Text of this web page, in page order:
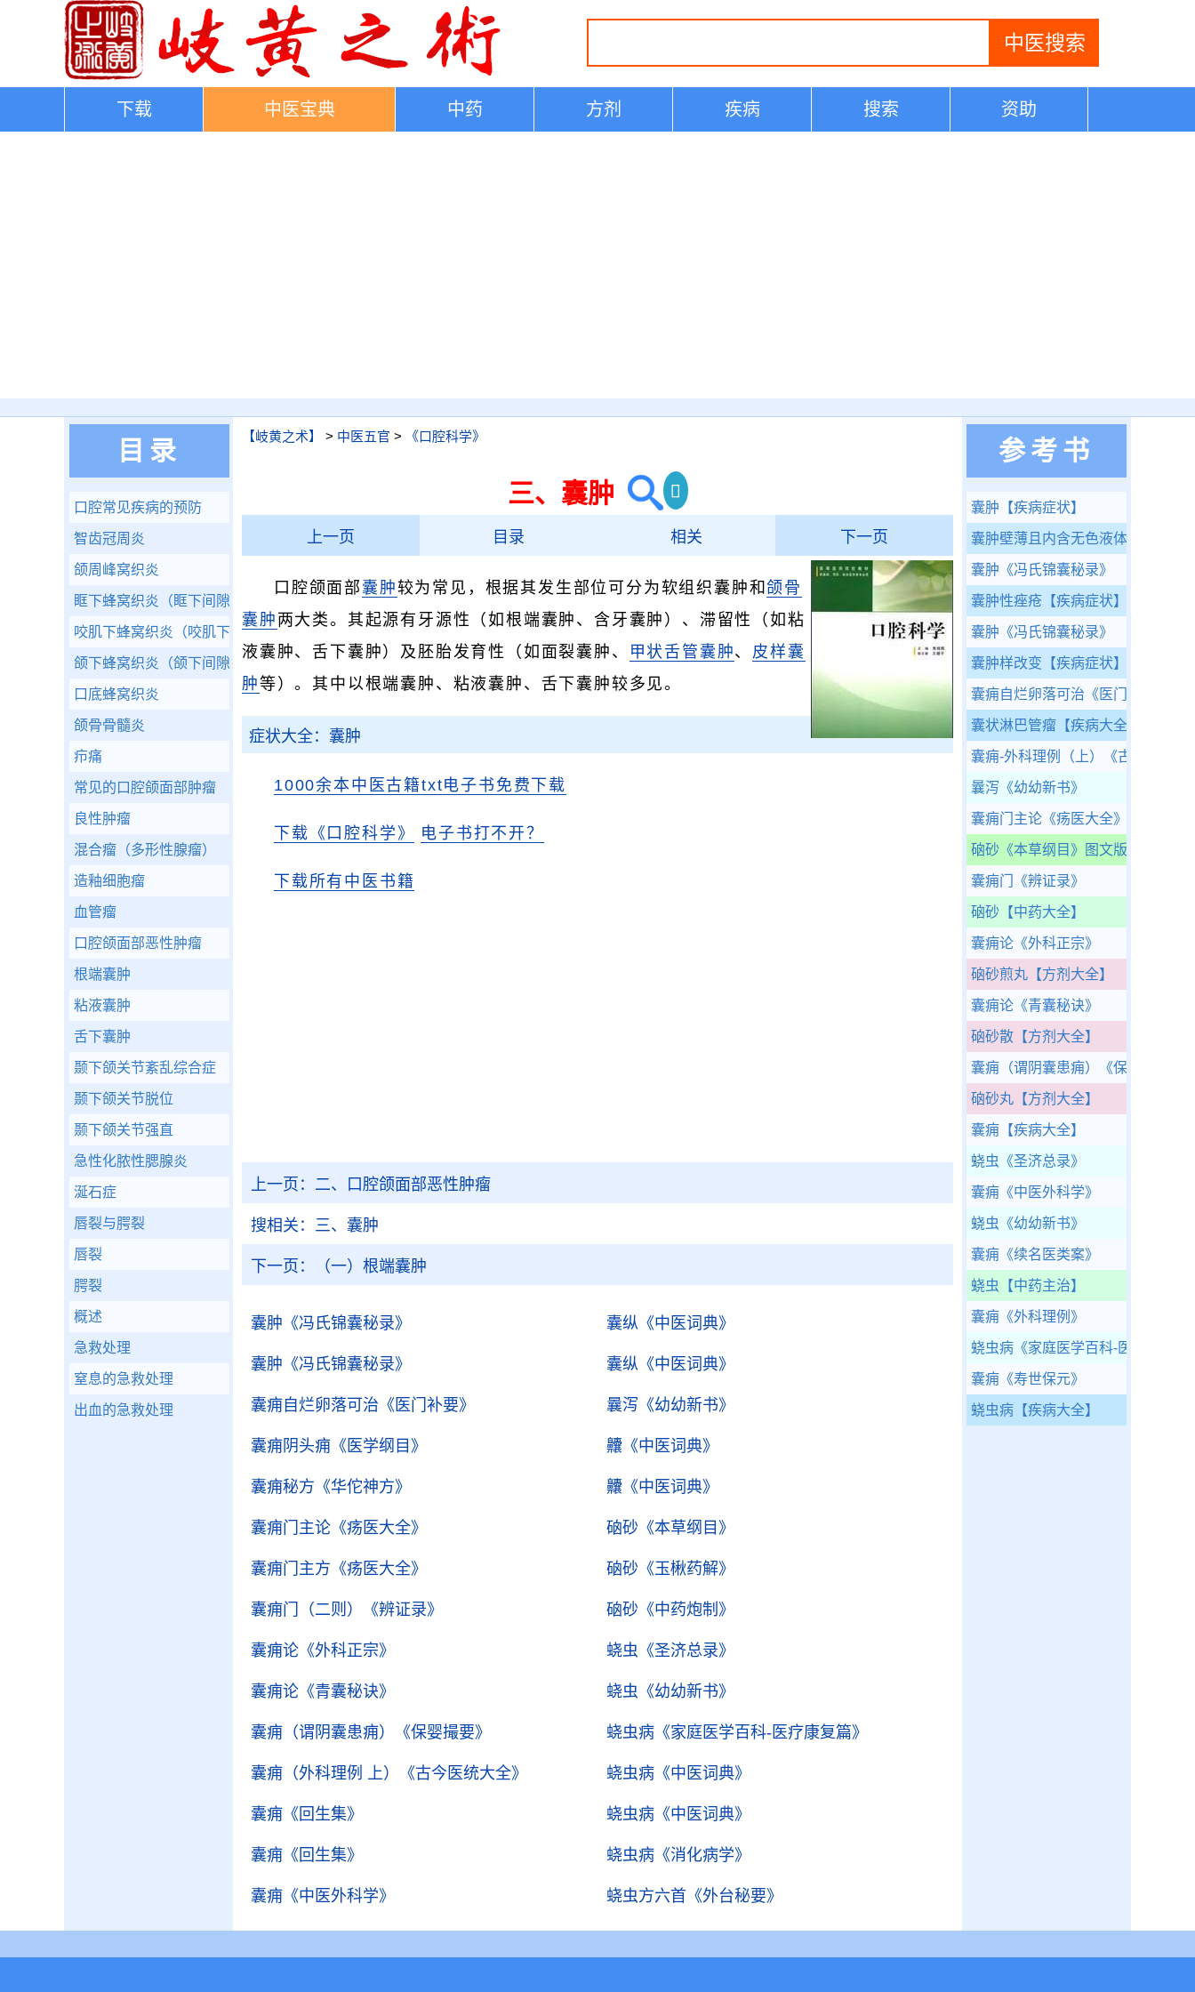
下载 中医宝典 中药 方剂 疾病 搜索 资助
【岐黄之术】 > 中医五官 > 《口腔科学》
三、囊肿
上一页 目录 相关 下一页
口腔颌面部 囊肿较为常见，根据其发生部位可分为软组织囊肿和颌骨
囊肿 两大类。其起源有牙源性（如根端囊肿、含牙囊肿）、滞留性（如粘
液囊肿、舌下囊肿）及胚胎发育性（如面裂囊肿、
甲状舌管囊肿、 皮样囊
肿等）。其中以根端囊肿、粘液囊肿、舌下囊肿较多见。
症状大全：囊肿
1000余本中医古籍txt电子书免费下载
下载《口腔科学》 电子书打不开？
下载所有中医书籍
上一页： 二、口腔颌面部恶性肿瘤
搜相关： 三、囊肿
下一页： （一）根端囊肿
囊肿 《冯氏锦囊秘录》 囊纵 《中医词典》
囊肿 《冯氏锦囊秘录》 囊纵 《中医词典》
囊痈自烂卵落可治 《医门补要》 曩泻 《幼幼新书》
囊痈阴头痈 《医学纲目》 齉 《中医词典》
囊痈秘方 《华佗神方》 齉 《中医词典》
囊痈门主论 《疡医大全》 硇砂 《本草纲目》
囊痈门主方 《疡医大全》 硇砂 《玉楸药解》
囊痈门（二则） 《辨证录》 硇砂 《中药炮制》
囊痈论 《外科正宗》 蛲虫 《圣济总录》
囊痈论 《青囊秘诀》 蛲虫 《幼幼新书》
囊痈（谓阴囊患痈） 《保婴撮要》 蛲虫病 《家庭医学百科-医疗康复篇》
囊痈（外科理例 上） 《古今医统大全》 蛲虫病 《中医词典》
囊痈 《回生集》 蛲虫病 《中医词典》
囊痈 《回生集》 蛲虫病 《消化病学》
囊痈 《中医外科学》 蛲虫方六首 《外台秘要》
目录
口腔常见疾病的预防
智齿冠周炎
颌周峰窝织炎
眶下蜂窝织炎（眶下间隙感染）
咬肌下蜂窝织炎（咬肌下间隙感染）
颌下蜂窝织炎（颌下间隙感染）
口底蜂窝织炎
颌骨骨髓炎
疖痛
常见的口腔颌面部肿瘤
良性肿瘤
混合瘤（多形性腺瘤）
造釉细胞瘤
血管瘤
口腔颌面部恶性肿瘤
根端囊肿
粘液囊肿
舌下囊肿
颞下颌关节紊乱综合症
颞下颌关节脱位
颞下颌关节强直
急性化脓性腮腺炎
涎石症
唇裂与腭裂
唇裂
腭裂
概述
急救处理
窒息的急救处理
出血的急救处理
参考书
囊肿 【疾病症状】
囊肿壁薄且内含无色液体
囊肿 《冯氏锦囊秘录》
囊肿性痤疮 【疾病症状】
囊肿 《冯氏锦囊秘录》
囊肿样改变 【疾病症状】
囊痈自烂卵落可治 《医门补要》
囊状淋巴管瘤 【疾病大全】
囊痈-外科理例（上） 《古今医统大
曩泻 《幼幼新书》
囊痈门主论 《疡医大全》
硇砂 《本草纲目》图文版
囊痈门 《辨证录》
硇砂 【中药大全】
囊痈论 《外科正宗》
硇砂煎丸 【方剂大全】
囊痈论 《青囊秘诀》
硇砂散 【方剂大全】
囊痈（谓阴囊患痈） 《保婴撮要》
硇砂丸 【方剂大全】
囊痈 【疾病大全】
蛲虫 《圣济总录》
囊痈 《中医外科学》
蛲虫 《幼幼新书》
囊痈 《续名医类案》
蛲虫 【中药主治】
囊痈 《外科理例》
蛲虫病 《家庭医学百科-医疗康复篇
囊痈 《寿世保元》
蛲虫病 【疾病大全】